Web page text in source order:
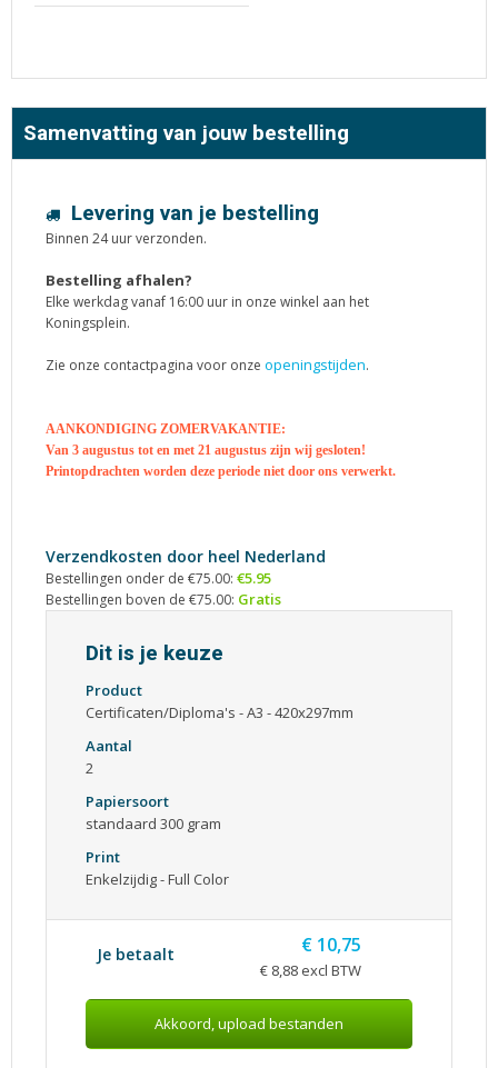
Samenvatting van jouw bestelling
Levering van je bestelling
Binnen 24 uur verzonden.
Bestelling afhalen?
Elke werkdag vanaf 16:00 uur in onze winkel aan het
Koningsplein.
Zie onze contactpagina voor onze openingstijden.
AANKONDIGING ZOMERVAKANTIE:
Van 3 augustus tot en met 21 augustus zijn wij gesloten!
Printopdrachten worden deze periode niet door ons verwerkt.
Verzendkosten door heel Nederland
Bestellingen onder de €75.00: €5.95
Bestellingen boven de €75.00: Gratis
Dit is je keuze
Product
Certificaten/Diploma's - A3 - 420x297mm
Aantal
2
Papiersoort
standaard 300 gram
Print
Enkelzijdig - Full Color
Je betaalt € 10,75
€ 8,88 excl BTW